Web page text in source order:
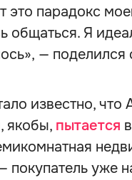
это парадокс
общаться. Я
— поделился
известно,
якобы, пытается
покупатель уже